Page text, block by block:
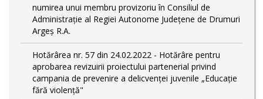
numirea unui membru provizoriu în Consiliul de
Administrație al Regiei Autonome Județene de Drumuri
Argeș R.A.
Hotărârea nr. 57 din 24.02.2022 - Hotărâre pentru
aprobarea revizuirii proiectului partenerial privind
campania de prevenire a delicvenței juvenile „Educație
fără violență"